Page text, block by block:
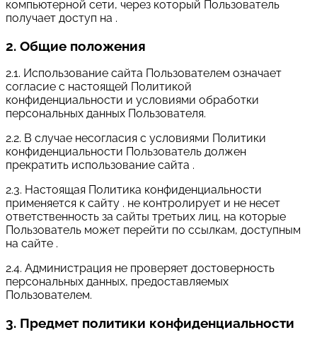
компьютерной сети, через который Пользователь
получает доступ на .
2. Общие положения
2.1. Использование сайта Пользователем означает
согласие с настоящей Политикой
конфиденциальности и условиями обработки
персональных данных Пользователя.
2.2. В случае несогласия с условиями Политики
конфиденциальности Пользователь должен
прекратить использование сайта .
2.3. Настоящая Политика конфиденциальности
применяется к сайту . не контролирует и не несет
ответственность за сайты третьих лиц, на которые
Пользователь может перейти по ссылкам, доступным
на сайте .
2.4. Администрация не проверяет достоверность
персональных данных, предоставляемых
Пользователем.
3. Предмет политики конфиденциальности